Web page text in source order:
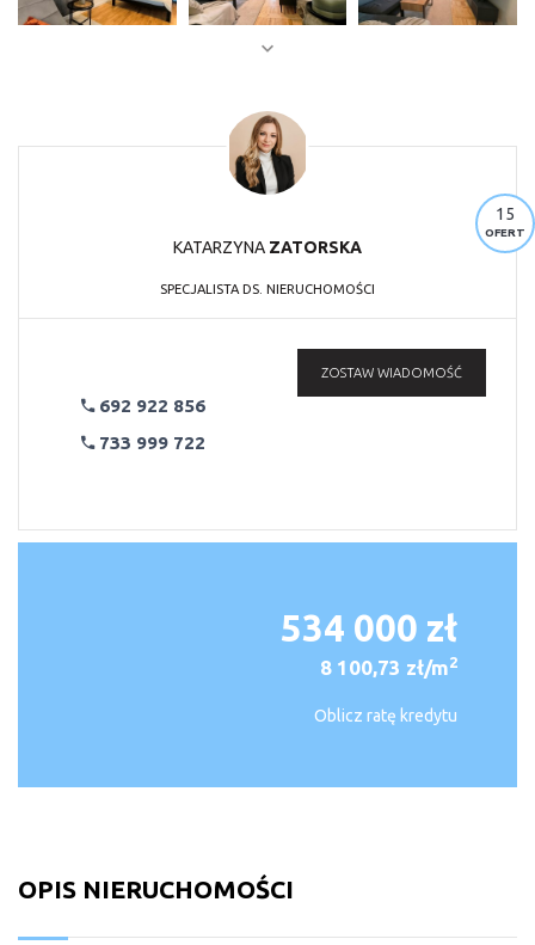
15
OFERT
KATARZYNA ZATORSKA
SPECJALISTA DS. NIERUCHOMOŚCI
692 922 856
733 999 722
ZOSTAW WIADOMOŚĆ
534 000 zł
8 100,73 zł/m2
Oblicz ratę kredytu
OPIS NIERUCHOMOŚCI